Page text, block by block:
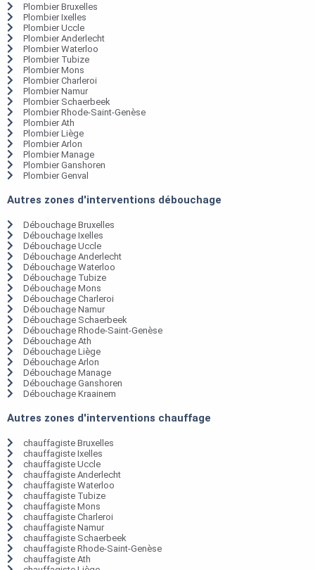
Plombier Bruxelles
Plombier Ixelles
Plombier Uccle
Plombier Anderlecht
Plombier Waterloo
Plombier Tubize
Plombier Mons
Plombier Charleroi
Plombier Namur
Plombier Schaerbeek
Plombier Rhode-Saint-Genèse
Plombier Ath
Plombier Liège
Plombier Arlon
Plombier Manage
Plombier Ganshoren
Plombier Genval
Autres zones d'interventions débouchage
Débouchage Bruxelles
Débouchage Ixelles
Débouchage Uccle
Débouchage Anderlecht
Débouchage Waterloo
Débouchage Tubize
Débouchage Mons
Débouchage Charleroi
Débouchage Namur
Débouchage Schaerbeek
Débouchage Rhode-Saint-Genèse
Débouchage Ath
Débouchage Liège
Débouchage Arlon
Débouchage Manage
Débouchage Ganshoren
Débouchage Kraainem
Autres zones d'interventions chauffage
chauffagiste Bruxelles
chauffagiste Ixelles
chauffagiste Uccle
chauffagiste Anderlecht
chauffagiste Waterloo
chauffagiste Tubize
chauffagiste Mons
chauffagiste Charleroi
chauffagiste Namur
chauffagiste Schaerbeek
chauffagiste Rhode-Saint-Genèse
chauffagiste Ath